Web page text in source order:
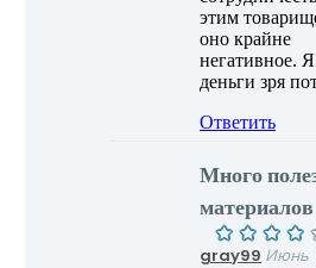
этим
оно крайне
негативное.
деньги зря
Ответить
Много
материалов
gray99 Июнь